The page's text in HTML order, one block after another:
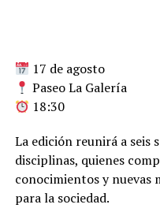
17 de agosto
Paseo La Galería
18:30
La edición reunirá a seis
disciplinas, quienes
conocimientos y nuevas
para la sociedad.